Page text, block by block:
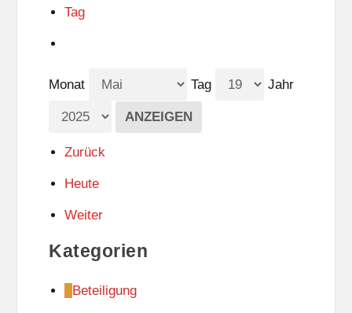
Tag
Monat Tag Jahr
Zurück
Heute
Weiter
Kategorien
Beteiligung